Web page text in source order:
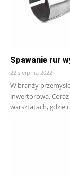
Spawanie rur
22 sierpnia 2022
W branży
inwertorowa.
warsztatach, gdzie